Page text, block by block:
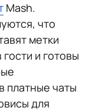
Mash.
что
метки
и готовы
платные чаты
для